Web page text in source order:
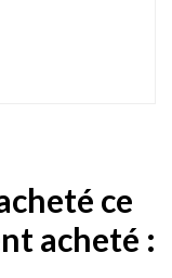
ce
acheté :